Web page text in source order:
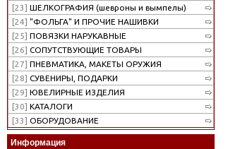
[23] ШЕЛКОГРАФИЯ (шевроны и вымпелы)
[24] "ФОЛЬГА" И ПРОЧИЕ НАШИВКИ
[25] ПОВЯЗКИ НАРУКАВНЫЕ
[26] СОПУТСТВУЮЩИЕ ТОВАРЫ
[27] ПНЕВМАТИКА, МАКЕТЫ ОРУЖИЯ
[28] СУВЕНИРЫ, ПОДАРКИ
[29] ЮВЕЛИРНЫЕ ИЗДЕЛИЯ
[30] КАТАЛОГИ
[33] ОБОРУДОВАНИЕ
Информация